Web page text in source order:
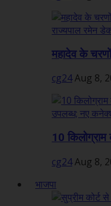
महादेव के
cg24Aug 8,
10 किलोग्राम
cg24Aug 8,
भाजपा